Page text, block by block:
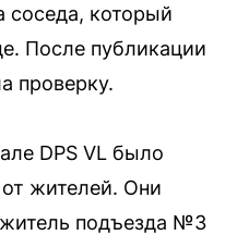
соседа, который
После публикации
проверку.
DPS VL было
жителей. Они
подъезда №3